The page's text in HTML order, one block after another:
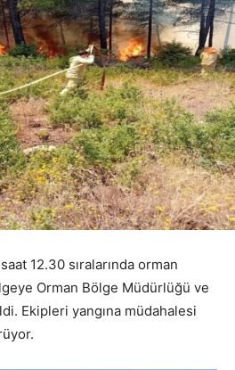
12.30 sıralarında orman
Orman Bölge Müdürlüğü ve
Ekipleri yangına müdahalesi